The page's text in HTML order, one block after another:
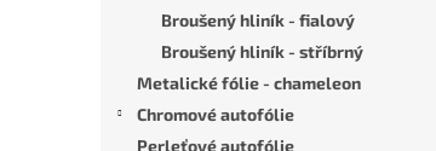
Broušený hliník - fialový
Broušený hliník - stříbrný
Metalické fólie - chameleon
Chromové autofólie
Perleťové autofólie